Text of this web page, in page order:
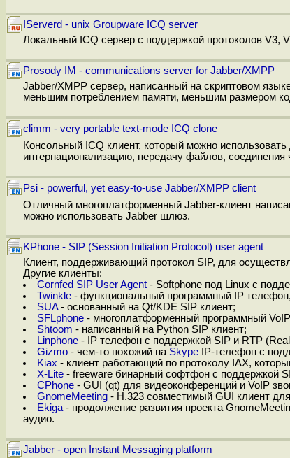
IServerd - unix Groupware ICQ server
Локальный ICQ сервер с поддержкой протоколов V3,
Prosody IM - communications server for Jabber/XMPP
Jabber/XMPP сервер, написанный на скриптовом
меньшим потреблением памяти, меньшим размером
climm - very portable text-mode ICQ clone
Консольный ICQ клиент, который можно
интернационализацию, передачу файлов, соединения
Psi - powerful, yet easy-to-use Jabber/XMPP client
Отличный многоплатформенный Jabber-клиент
можно использовать Jabber шлюз.
KPhone - SIP (Session Initiation Protocol) user agent
Клиент, поддерживающий протокол SIP, для
Другие клиенты:
Cornfed SIP User Agent- Softphone под Linux с
Twinkle- функциональный программный IP
SUA- основанный на Qt/KDE SIP клиент;
SFLphone- многоплатформенный программный
Shtoom - написанный на Python SIP клиент;
Linphone- IP телефон с поддержкой SIP и RTP
Gizmo- чем-то похожий на SkypeIP-телефон с
Kiax - клиент работающий по протоколу IAX,
X-Lite- freeware бинарный софтфон с поддержкой
CPhone- GUI (qt) для видеоконференций и VoIP
GnomeMeeting- H.323 совместимый GUI клиент
Ekiga- продолжение развития проекта
аудио.
Jabber - open Instant Messaging platform